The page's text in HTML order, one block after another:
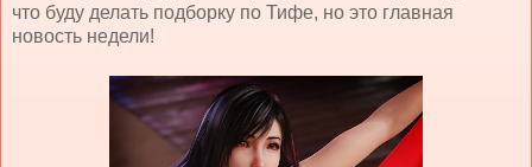
что буду делать подборку по Тифе, но это главная
новость недели!